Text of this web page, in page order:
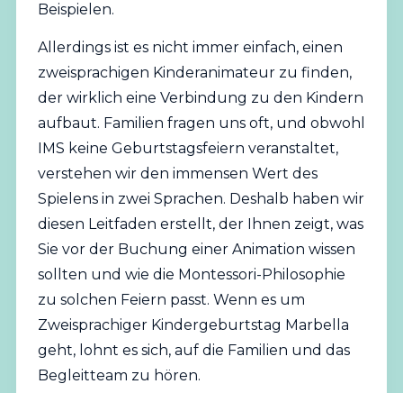
Beispielen.
Allerdings ist es nicht immer einfach, einen
zweisprachigen Kinderanimateur zu finden,
der wirklich eine Verbindung zu den Kindern
aufbaut. Familien fragen uns oft, und obwohl
IMS keine Geburtstagsfeiern veranstaltet,
verstehen wir den immensen Wert des
Spielens in zwei Sprachen. Deshalb haben wir
diesen Leitfaden erstellt, der Ihnen zeigt, was
Sie vor der Buchung einer Animation wissen
sollten und wie die Montessori-Philosophie
zu solchen Feiern passt. Wenn es um
Zweisprachiger Kindergeburtstag Marbella
geht, lohnt es sich, auf die Familien und das
Begleitteam zu hören.